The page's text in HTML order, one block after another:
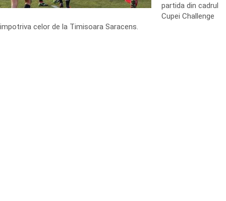
partida din cadrul
Cupei Challenge
impotriva celor de la Timisoara Saracens.